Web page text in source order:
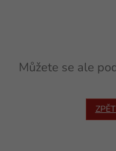
Můžete se ale